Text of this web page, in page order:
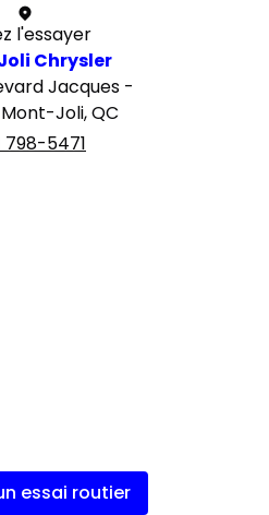
l'essayer
Chrysler
Jacques -
Joli, QC
798-5471
essai routier